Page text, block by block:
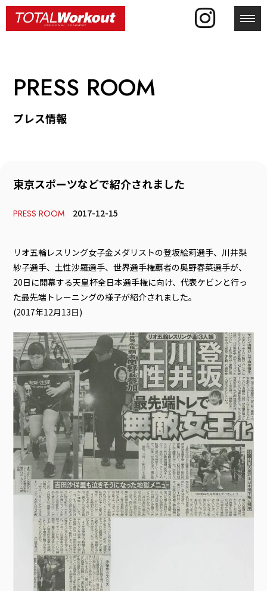
PRESS ROOM
プレス情報
東京スポーツなどで紹介されました
PRESS ROOM 2017-12-15
リオ五輪レスリング女子金メダリストの登坂絵莉選手、川井梨
紗子選手、土性沙羅選手、世界選手権覇者の奥野春菜選手が、
20日に開幕する天皇杯全日本選手権に向け、代表ケビンと行っ
た最先端トレーニングの様子が紹介されました。
(2017年12月13日)